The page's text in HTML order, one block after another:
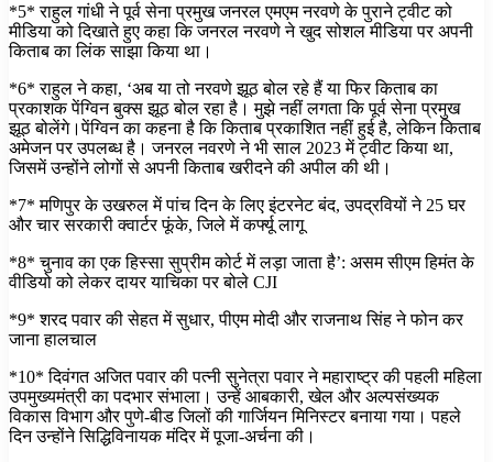
*5* राहुल गांधी ने पूर्व सेना प्रमुख जनरल एमएम नरवणे के पुराने ट्वीट को
मीडिया को दिखाते हुए कहा कि जनरल नरवणे ने खुद सोशल मीडिया पर अपनी
किताब का लिंक साझा किया था।
*6* राहुल ने कहा, ‘अब या तो नरवणे झूठ बोल रहे हैं या फिर किताब का
प्रकाशक पेंग्विन बुक्स झूठ बोल रहा है। मुझे नहीं लगता कि पूर्व सेना प्रमुख
झूठ बोलेंगे।पेंग्विन का कहना है कि किताब प्रकाशित नहीं हुई है, लेकिन किताब
अमेजन पर उपलब्ध है। जनरल नवरणे ने भी साल 2023 में ट्वीट किया था,
जिसमें उन्होंने लोगों से अपनी किताब खरीदने की अपील की थी।
*7* मणिपुर के उखरुल में पांच दिन के लिए इंटरनेट बंद, उपद्रवियों ने 25 घर
और चार सरकारी क्वार्टर फूंके, जिले में कर्फ्यू लागू
*8* चुनाव का एक हिस्सा सुप्रीम कोर्ट में लड़ा जाता है’: असम सीएम हिमंत के
वीडियो को लेकर दायर याचिका पर बोले CJI
*9* शरद पवार की सेहत में सुधार, पीएम मोदी और राजनाथ सिंह ने फोन कर
जाना हालचाल
*10* दिवंगत अजित पवार की पत्नी सुनेत्रा पवार ने महाराष्ट्र की पहली महिला
उपमुख्यमंत्री का पदभार संभाला। उन्हें आबकारी, खेल और अल्पसंख्यक
विकास विभाग और पुणे-बीड जिलों की गार्जियन मिनिस्टर बनाया गया। पहले
दिन उन्होंने सिद्धिविनायक मंदिर में पूजा-अर्चना की।